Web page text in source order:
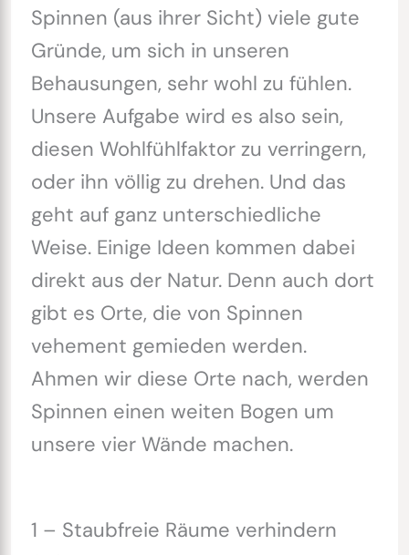
Spinnen (aus ihrer Sicht) viele gute
Gründe, um sich in unseren
Behausungen, sehr wohl zu fühlen.
Unsere Aufgabe wird es also sein,
diesen Wohlfühlfaktor zu verringern,
oder ihn völlig zu drehen. Und das
geht auf ganz unterschiedliche
Weise. Einige Ideen kommen dabei
direkt aus der Natur. Denn auch dort
gibt es Orte, die von Spinnen
vehement gemieden werden.
Ahmen wir diese Orte nach, werden
Spinnen einen weiten Bogen um
unsere vier Wände machen.
1 – Staubfreie Räume verhindern